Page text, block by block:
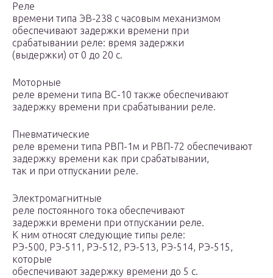
Реле
времени типа ЭВ-238 с часовым механизмом
обеспечивают задержки времени при
срабатывании реле: время задержки
(выдержки) от 0 до 20 с.
Моторные
реле времени типа ВС-10 также обеспечивают
задержку времени при срабатывании реле.
Пневматические
реле времени типа РВП-1м и РВП-72 обеспечивают
задержку времени как при срабатывании,
так и при отпускании реле.
Электромагнитные
реле постоянного тока обеспечивают
задержки времени при отпускании реле.
К ним относят следующие типы реле:
РЭ-500, РЭ-511, РЭ-512, РЭ-513, РЭ-514, РЭ-515,
которые
обеспечивают задержку времени до 5 с.